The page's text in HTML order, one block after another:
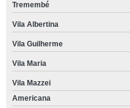
Tremembé
Vila Albertina
Vila Guilherme
Vila Maria
Vila Mazzei
Americana